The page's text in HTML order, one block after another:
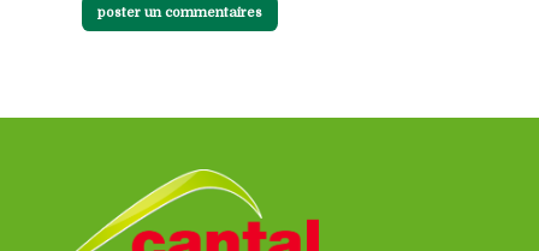
poster un commentaires